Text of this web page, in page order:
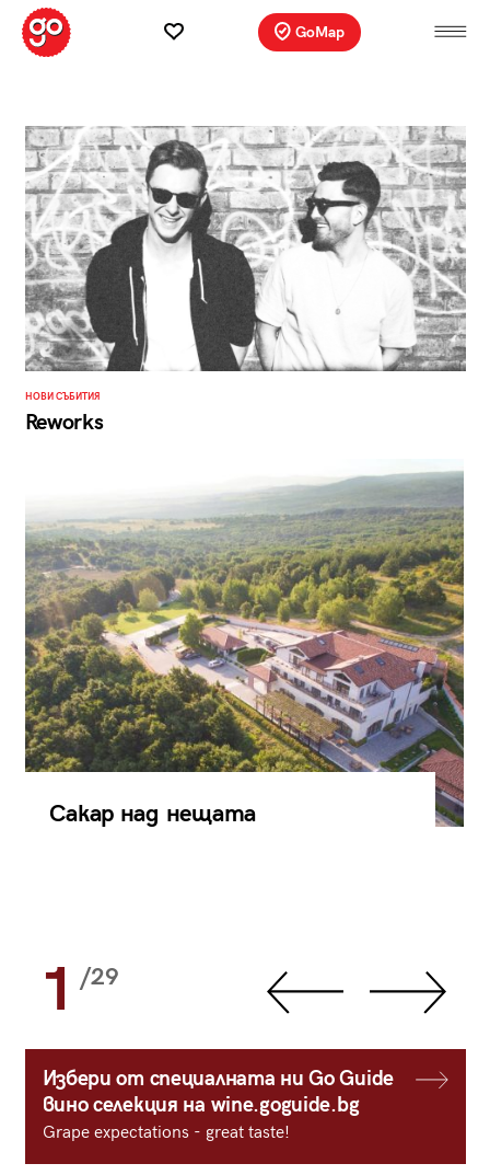
GoMap
НОВИ СЪБИТИЯ
Reworks
Сакар над нещата
1 /29
Избери от специалната ни Go Guide
вино селекция на wine.goguide.bg
Grape expectations - great taste!